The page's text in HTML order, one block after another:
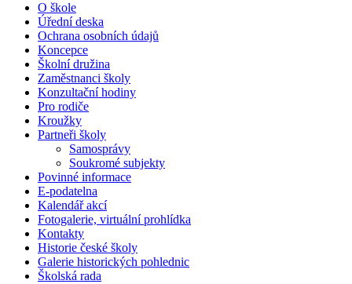
O škole
Úřední deska
Ochrana osobních údajů
Koncepce
Školní družina
Zaměstnanci školy
Konzultační hodiny
Pro rodiče
Kroužky
Partneři školy
Samosprávy
Soukromé subjekty
Povinné informace
E-podatelna
Kalendář akcí
Fotogalerie, virtuální prohlídka
Kontakty
Historie české školy
Galerie historických pohlednic
Školská rada